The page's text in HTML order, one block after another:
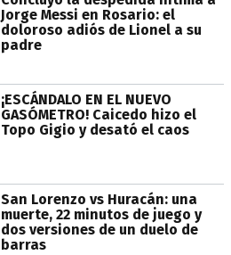
Jorge Messi en Rosario: el
doloroso adiós de Lionel a su
padre
¡ESCÁNDALO EN EL NUEVO
GASÓMETRO! Caicedo hizo el
Topo Gigio y desató el caos
San Lorenzo vs Huracán: una
muerte, 22 minutos de juego y
dos versiones de un duelo de
barras